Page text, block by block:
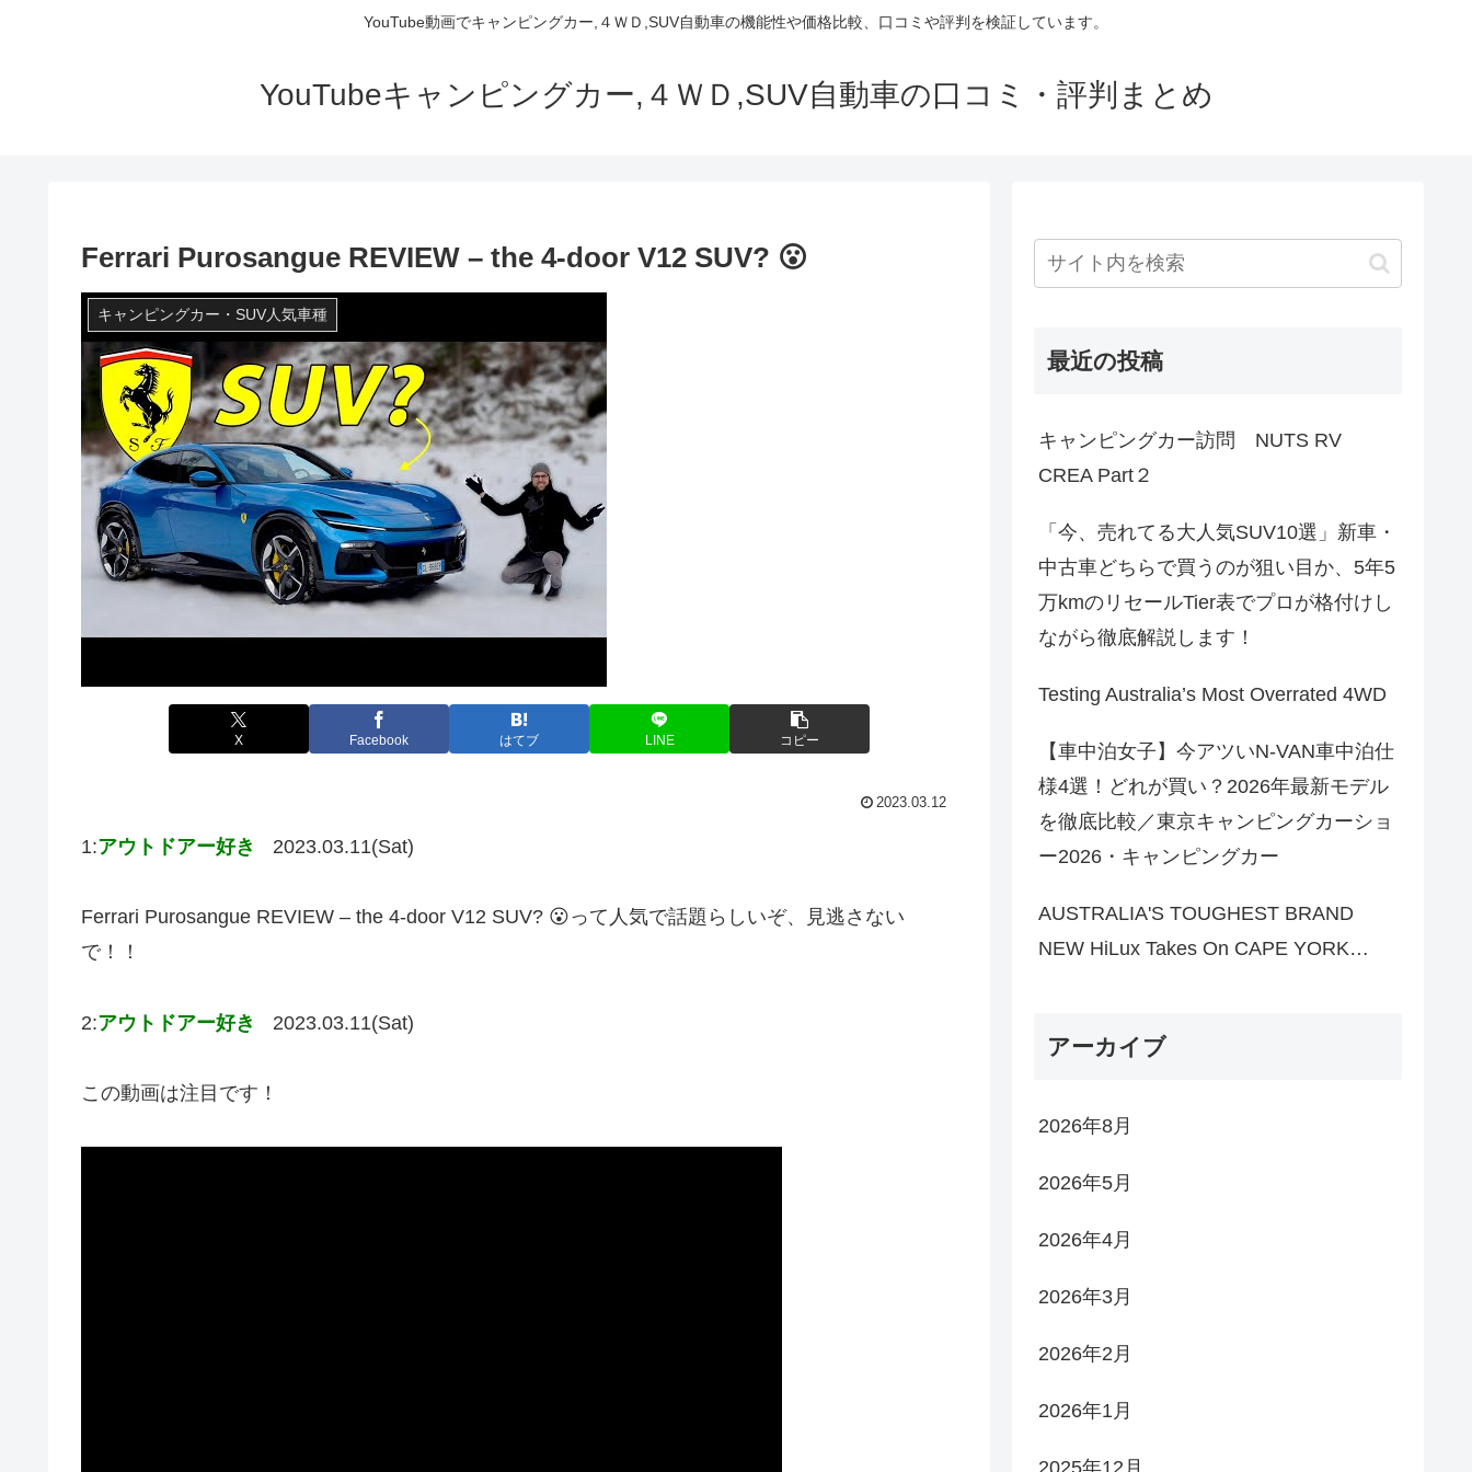
YouTube動画でキャンピングカー,４ＷＤ,SUV自動車の機能性や価格比較、口コミや評判を検証しています。
YouTubeキャンピングカー,４ＷＤ,SUV自動車の口コミ・評判まとめ
Ferrari Purosangue REVIEW – the 4-door V12 SUV? 😮
キャンピングカー・SUV人気車種
X Facebook はてブ LINE コピー
2023.03.12
1:アウトドアー好き 2023.03.11(Sat)
Ferrari Purosangue REVIEW – the 4-door V12 SUV? 😮って人気で話題らしいぞ、見逃さない
で！！
2:アウトドアー好き 2023.03.11(Sat)
この動画は注目です！
最近の投稿
キャンピングカー訪問 NUTS RV
CREA Part２
「今、売れてる大人気SUV10選」新車・
中古車どちらで買うのが狙い目か、5年5
万kmのリセールTier表でプロが格付けし
ながら徹底解説します！
Testing Australia’s Most Overrated 4WD
【車中泊女子】今アツいN-VAN車中泊仕
様4選！どれが買い？2026年最新モデル
を徹底比較／東京キャンピングカーショ
ー2026・キャンピングカー
AUSTRALIA'S TOUGHEST BRAND
NEW HiLux Takes On CAPE YORK…
アーカイブ
2026年8月
2026年5月
2026年4月
2026年3月
2026年2月
2026年1月
2025年12月